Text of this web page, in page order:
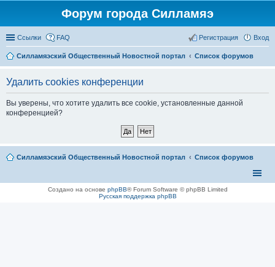
Форум города Силламяэ
Ссылки FAQ Вход
Регистрация
Силламяэский Общественный Новостной портал Список форумов
Удалить cookies конференции
Вы уверены, что хотите удалить все cookie, установленные данной
конференцией?
Силламяэский Общественный Новостной портал Список форумов
Создано на основе phpBB® Forum Software © phpBB Limited
Русская поддержка phpBB